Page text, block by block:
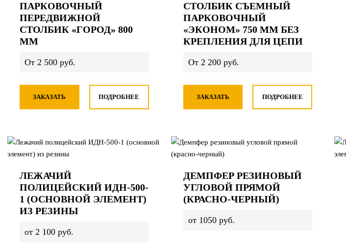
ПАРКОВОЧНЫЙ
ПЕРЕДВИЖНОЙ
СТОЛБИК «ГОРОД» 800
ММ
От 2 500 руб.
ЗАКАЗАТЬ ПОДРОБНЕЕ
СТОЛБИК СЪЕМНЫЙ
ПАРКОВОЧНЫЙ
«ЭКОНОМ» 750 ММ БЕЗ
КРЕПЛЕНИЯ ДЛЯ ЦЕПИ
От 2 200 руб.
ЗАКАЗАТЬ ПОДРОБНЕЕ
ЛЕЖАЧИЙ
ПОЛИЦЕЙСКИЙ ИДН-500-
1 (ОСНОВНОЙ ЭЛЕМЕНТ)
ИЗ РЕЗИНЫ
от 2 100 руб.
ДЕМПФЕР РЕЗИНОВЫЙ
УГЛОВОЙ ПРЯМОЙ
(КРАСНО-ЧЕРНЫЙ)
от 1050 руб.